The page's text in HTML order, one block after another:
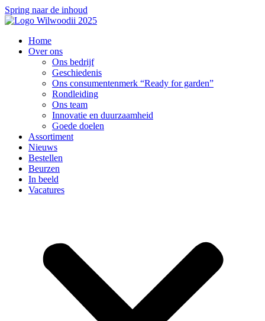
Spring naar de inhoud
Home
Over ons
Ons bedrijf
Geschiedenis
Ons consumentenmerk “Ready for garden”
Rondleiding
Ons team
Innovatie en duurzaamheid
Goede doelen
Assortiment
Nieuws
Bestellen
Beurzen
In beeld
Vacatures